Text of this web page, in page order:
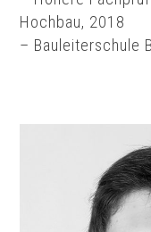
Hochbau, 2018
– Bauleiterschule